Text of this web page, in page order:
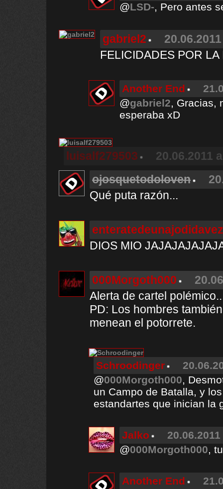
@LSD-, Pero antes
gabriel2
FELICIDADES POR LA
Another End
@gabriel2, Gracias,
esperaba xD
luisalf279503
20.06.2011
ojosquetodoloven
Qué puta razón...
enteratedeunajodidavez
DIOS MIO
000Morgoth000
Alerta de cartel
PD: Los hombres
menean el potorrete.
Schroodinger
@000Morgoth000,
un Campo de Batalla, y
estandartes que inician la
Jalko
@000Morgoth000,
Another End